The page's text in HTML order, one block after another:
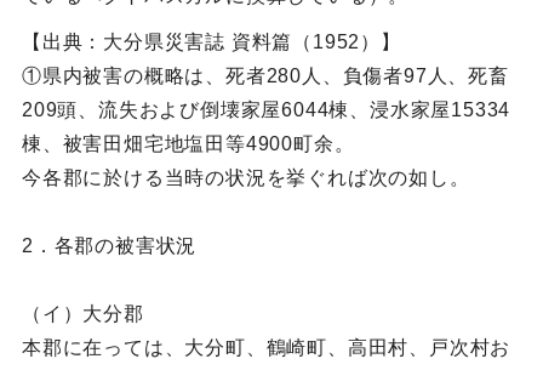
【出典：大分県災害誌 資料篇（1952）】
①県内被害の概略は、死者280人、負傷者97人、死畜
209頭、流失および倒壊家屋6044棟、浸水家屋15334
棟、被害田畑宅地塩田等4900町余。
今各郡に於ける当時の状況を挙ぐれば次の如し。
2．各郡の被害状況
（イ）大分郡
本郡に在っては、大分町、鶴崎町、高田村、戸次村お